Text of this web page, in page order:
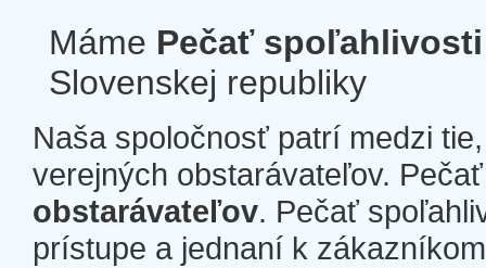
Máme Pečať spoľahlivosti
Slovenskej republiky
Naša spoločnosť patrí medzi
verejných obstarávateľov.
obstarávateľov. Pečať
prístupe a jednaní k